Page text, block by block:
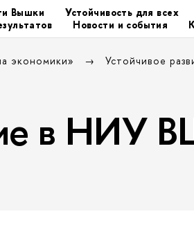
Вышки
Устойчивость для всех
Новости и события
экономики» Устойчивое
в НИУ